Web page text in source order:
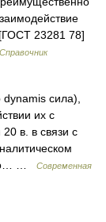
23281 78]
Справочник
сила),
их с
в. в связи с
…
Современная